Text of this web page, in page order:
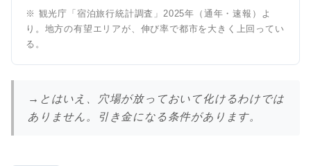
※ 観光庁「宿泊旅行統計調査」2025年（通年・速報）よ
り。地方の有望エリアが、伸び率で都市を大きく上回ってい
る。
→とはいえ、穴場が放っておいて化けるわけでは
ありません。引き金になる条件があります。